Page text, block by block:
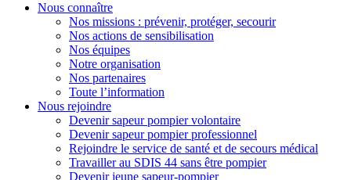
Nous connaître
Nos missions : prévenir, protéger, secourir
Nos actions de sensibilisation
Nos équipes
Notre organisation
Nos partenaires
Toute l’information
Nous rejoindre
Devenir sapeur pompier volontaire
Devenir sapeur pompier professionnel
Rejoindre le service de santé et de secours médical
Travailler au SDIS 44 sans être pompier
Devenir jeune sapeur-pompier